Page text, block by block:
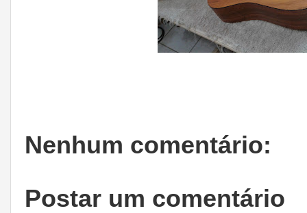
Nenhum comentário:
Postar um comentário